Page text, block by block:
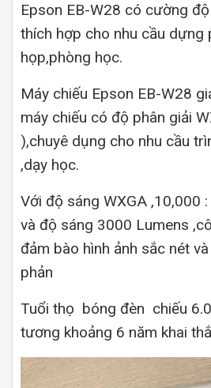
Epson EB-W28 có cường
thích hợp cho nhu cầu dựng
họp,phòng học.
Máy chiếu Epson EB-W28
máy chiếu có độ phân giải
),chuyê dụng cho nhu cầu
,dạy học.
Với độ sáng WXGA ,10,000
và độ sáng 3000 Lumens
đảm bào hình ảnh sắc nét
phản
Tuổi thọ bóng đèn chiếu
tương khoảng 6 năm khai